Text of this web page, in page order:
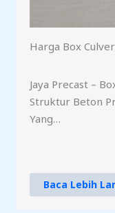
Harga Box
Jaya Precast –
Struktur Beton
Yang…
Baca Lebih